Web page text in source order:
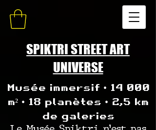
SPIKTRI STREET ART
UNIVERSE
Musée immersif • 14 000
m² • 18 planètes • 2,5 km
de galeries